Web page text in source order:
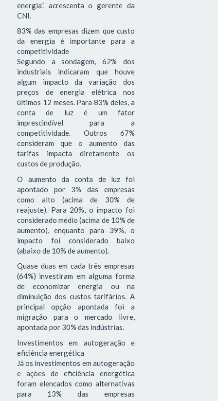
energia”, acrescenta o gerente da
CNI.
83% das empresas dizem que custo
da energia é importante para a
competitividade
Segundo a sondagem, 62% dos
industriais indicaram que houve
algum impacto da variação dos
preços de energia elétrica nos
últimos 12 meses. Para 83% deles, a
conta de luz é um fator
imprescindível para a
competitividade. Outros 67%
consideram que o aumento das
tarifas impacta diretamente os
custos de produção.
O aumento da conta de luz foi
apontado por 3% das empresas
como alto (acima de 30% de
reajuste). Para 20%, o impacto foi
considerado médio (acima de 10% de
aumento), enquanto para 39%, o
impacto foi considerado baixo
(abaixo de 10% de aumento).
Quase duas em cada três empresas
(64%) investiram em alguma forma
de economizar energia ou na
diminuição dos custos tarifários. A
principal opção apontada foi a
migração para o mercado livre,
apontada por 30% das indústrias.
Investimentos em autogeração e
eficiência energética
Já os investimentos em autogeração
e ações de eficiência energética
foram elencados como alternativas
para 13% das empresas